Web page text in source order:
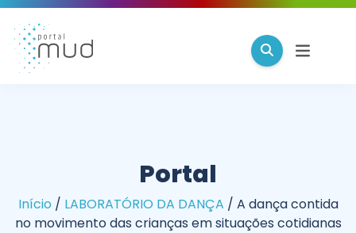
Portal
Início / LABORATÓRIO DA DANÇA / A dança contida
no movimento das crianças em situações cotidianas